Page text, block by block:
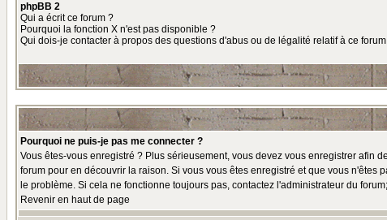
phpBB 2
Qui a écrit ce forum ?
Pourquoi la fonction X n'est pas disponible ?
Qui dois-je contacter à propos des questions d'abus ou de légalité relatif à ce
Pourquoi ne puis-je pas me connecter ?
Vous êtes-vous enregistré ? Plus sérieusement, vous devez vous enregistrer afin
forum pour en découvrir la raison. Si vous vous êtes enregistré et que vous
le problème. Si cela ne fonctionne toujours pas, contactez l'administrateur du
Revenir en haut de page